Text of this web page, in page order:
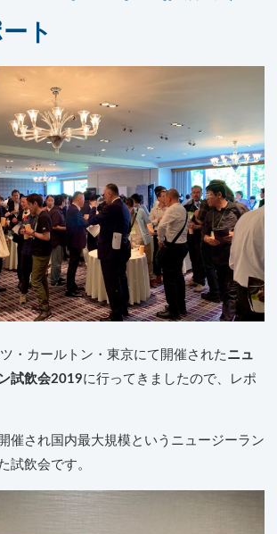
ト
・カールトン・東京にて開催された ニュ
試飲会2019に行ってきましたので、レポ
催され国内最大規模というニュージーラン
試飲会です。